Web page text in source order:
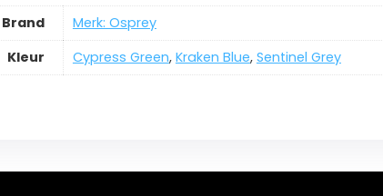
Brand
Merk: Osprey
Kleur
Cypress Green, Kraken Blue, Sentinel Grey